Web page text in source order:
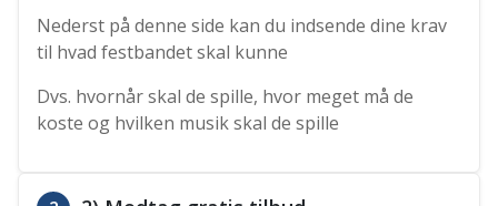
Nederst på denne side kan du indsende dine krav
til hvad festbandet skal kunne
Dvs. hvornår skal de spille, hvor meget må de
koste og hvilken musik skal de spille